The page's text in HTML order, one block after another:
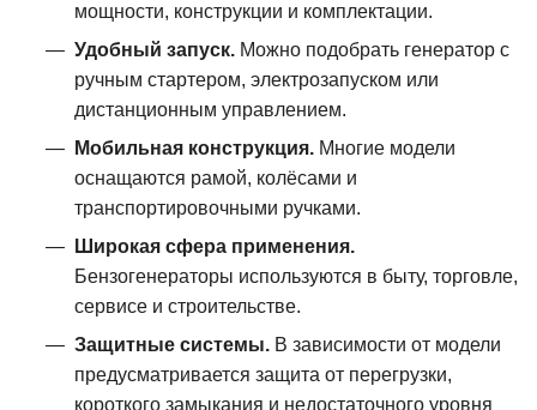
мощности, конструкции и комплектации.
Удобный запуск. Можно подобрать генератор с
ручным стартером, электрозапуском или
дистанционным управлением.
Мобильная конструкция. Многие модели
оснащаются рамой, колёсами и
транспортировочными ручками.
Широкая сфера применения.
Бензогенераторы используются в быту, торговле,
сервисе и строительстве.
Защитные системы. В зависимости от модели
предусматривается защита от перегрузки,
короткого замыкания и недостаточного уровня